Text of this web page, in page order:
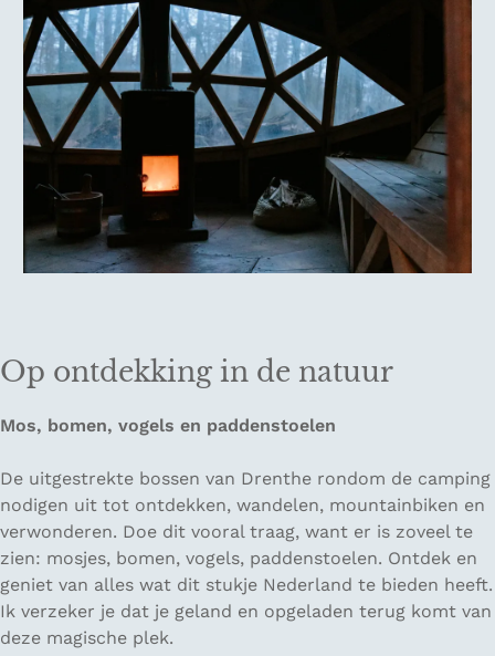
Op ontdekking in de natuur
Mos, bomen, vogels en paddenstoelen
De uitgestrekte bossen van Drenthe rondom de camping
nodigen uit tot ontdekken, wandelen, mountainbiken en
verwonderen. Doe dit vooral traag, want er is zoveel te
zien: mosjes, bomen, vogels, paddenstoelen. Ontdek en
geniet van alles wat dit stukje Nederland te bieden heeft.
Ik verzeker je dat je geland en opgeladen terug komt van
deze magische plek.